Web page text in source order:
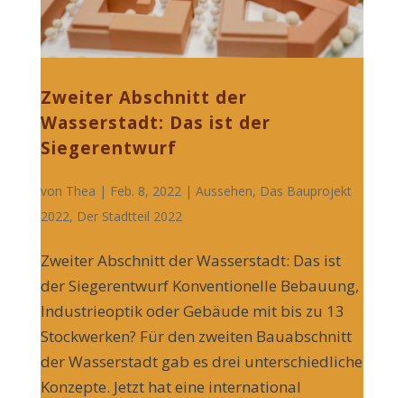
Zweiter Abschnitt der
Wasserstadt: Das ist der
Siegerentwurf
von Thea | Feb. 8, 2022 | Aussehen, Das Bauprojekt
2022, Der Stadtteil 2022
Zweiter Abschnitt der Wasserstadt: Das ist
der Siegerentwurf Konventionelle Bebauung,
Industrieoptik oder Gebäude mit bis zu 13
Stockwerken? Für den zweiten Bauabschnitt
der Wasserstadt gab es drei unterschiedliche
Konzepte. Jetzt hat eine international